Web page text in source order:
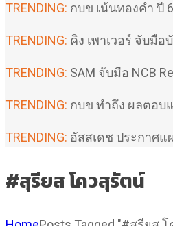
TRENDING: กบข เน้นทองคำ ปี
TRENDING: คิง เพาเวอร์ จับมื
TRENDING: SAM จับมือ NCB
TRENDING: กบข ทำถึง ผลตอบ
TRENDING: อัสสเดช ประกาศแ
#สุรียส โควสุรัตน์